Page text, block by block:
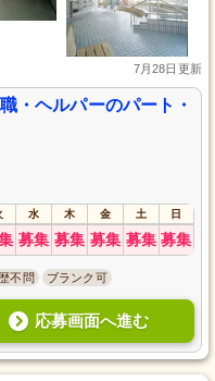
7月28日更新
・ヘルパーのパート・
水 木 金 土 日
募集 募集 募集 募集 募集
不問 ブランク可
応募画面へ進む